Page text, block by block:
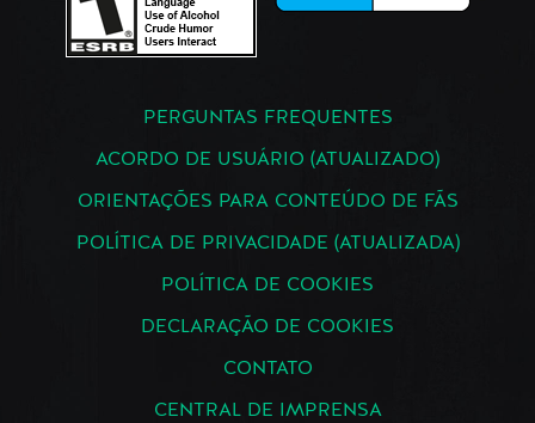
PERGUNTAS FREQUENTES
ACORDO DE USUÁRIO (ATUALIZADO)
ORIENTAÇÕES PARA CONTEÚDO DE FÃS
POLÍTICA DE PRIVACIDADE (ATUALIZADA)
POLÍTICA DE COOKIES
DECLARAÇÃO DE COOKIES
CONTATO
CENTRAL DE IMPRENSA